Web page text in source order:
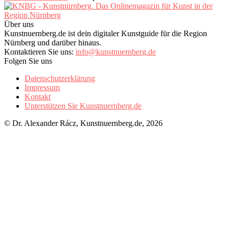
Über uns
Kunstnuernberg.de ist dein digitaler Kunstguide für die Region
Nürnberg und darüber hinaus.
Kontaktieren Sie uns: info@kunstnuernberg.de
Folgen Sie uns
Datenschutzerklärung
Impressum
Kontakt
Unterstützen Sie Kunstnuernberg.de
© Dr. Alexander Rácz, Kunstnuernberg.de, 2026